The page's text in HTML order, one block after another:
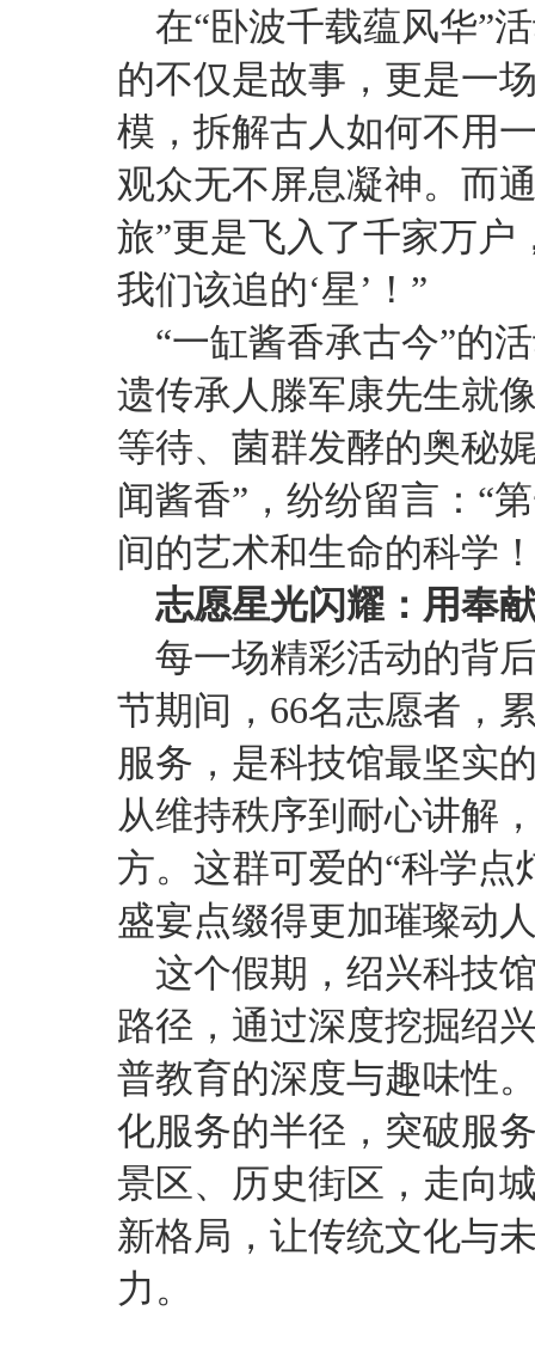
在“卧波千载蕴风华”
的不仅是故事，更是一
模，拆解古人如何不用
观众无不屏息凝神。而
旅”更是飞入了千家万户
我们该追的‘星’！”
“一缸酱香承古今”的
遗传承人滕军康先生就
等待、菌群发酵的奥秘
闻酱香”，纷纷留言：“
间的艺术和生命的科学
志愿星光闪耀：用奉
每一场精彩活动的背
节期间，66名志愿者，
服务，是科技馆最坚实
从维持秩序到耐心讲解
方。这群可爱的“科学点
盛宴点缀得更加璀璨动
这个假期，绍兴科技
路径，通过深度挖掘绍
普教育的深度与趣味性
化服务的半径，突破服
景区、历史街区，走向
新格局，让传统文化与
力。